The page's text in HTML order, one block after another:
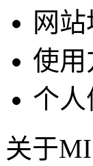
网站
使用
个
关于